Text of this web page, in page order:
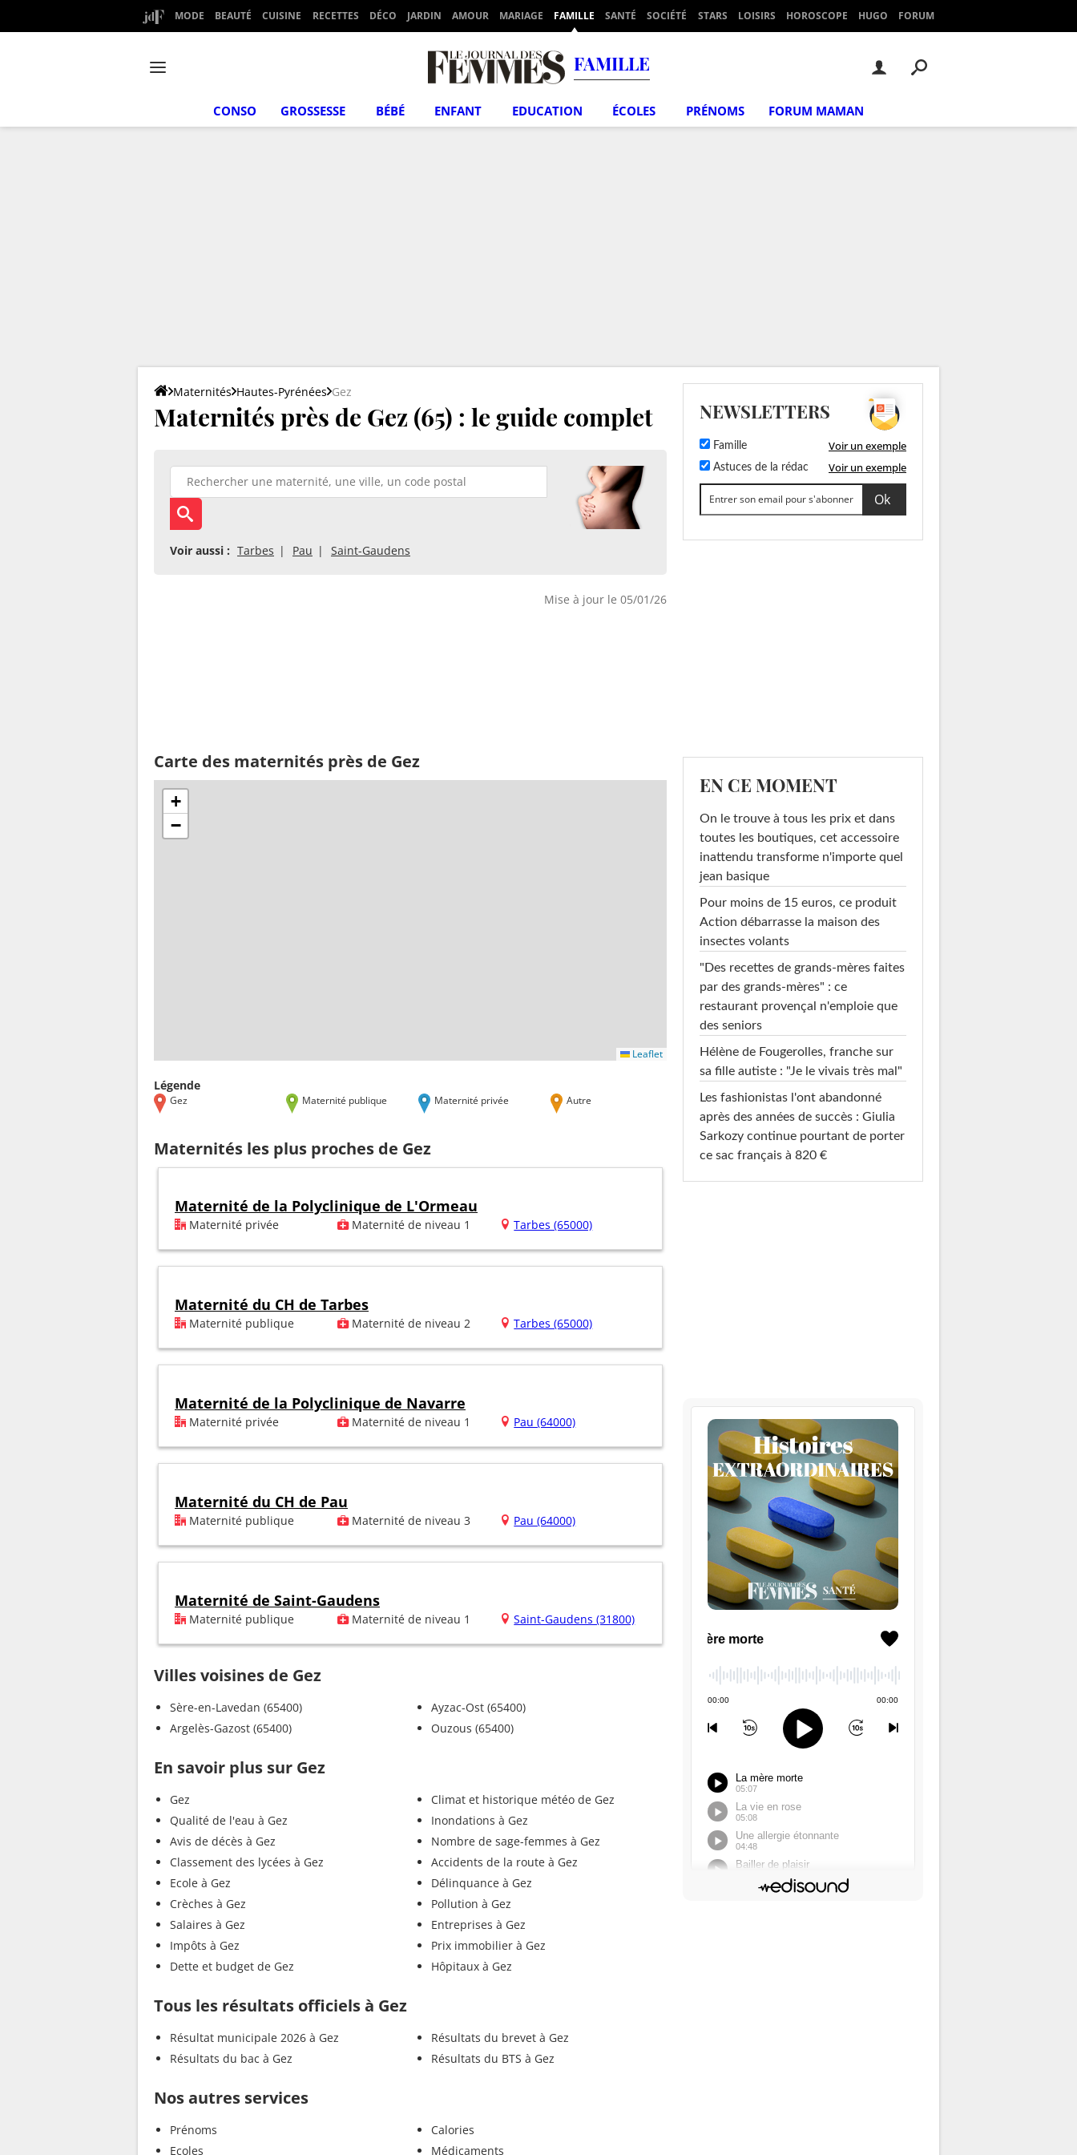
MODE BEAUTÉ CUISINE RECETTES DÉCO JARDIN AMOUR MARIAGE FAMILLE SANTÉ SOCIÉTÉ STARS LOISIRS HOROSCOPE HUGO FORUM
FAMILLE
CONSO GROSSESSE BÉBÉ ENFANT EDUCATION ÉCOLES PRÉNOMS FORUM MAMAN
Maternités Hautes-Pyrénées Gez
Maternités près de Gez (65) : le guide complet
Voir aussi : Tarbes Pau Saint-Gaudens
Mise à jour le 05/01/26
Carte des maternités près de Gez
+
−
Leaflet
Légende
Gez Maternité publique Maternité privée Autre
Maternités les plus proches de Gez
Maternité de la Polyclinique de L'Ormeau
Maternité privée Maternité de niveau 1 Tarbes (65000)
Maternité du CH de Tarbes
Maternité publique Maternité de niveau 2 Tarbes (65000)
Maternité de la Polyclinique de Navarre
Maternité privée Maternité de niveau 1 Pau (64000)
Maternité du CH de Pau
Maternité publique Maternité de niveau 3 Pau (64000)
Maternité de Saint-Gaudens
Maternité publique Maternité de niveau 1 Saint-Gaudens (31800)
Villes voisines de Gez
Sère-en-Lavedan (65400)
Argelès-Gazost (65400)
Ayzac-Ost (65400)
Ouzous (65400)
En savoir plus sur Gez
Gez
Qualité de l'eau à Gez
Avis de décès à Gez
Classement des lycées à Gez
Ecole à Gez
Crèches à Gez
Salaires à Gez
Impôts à Gez
Dette et budget de Gez
Climat et historique météo de Gez
Inondations à Gez
Nombre de sage-femmes à Gez
Accidents de la route à Gez
Délinquance à Gez
Pollution à Gez
Entreprises à Gez
Prix immobilier à Gez
Hôpitaux à Gez
Tous les résultats officiels à Gez
Résultat municipale 2026 à Gez
Résultats du bac à Gez
Résultats du brevet à Gez
Résultats du BTS à Gez
Nos autres services
Prénoms
Ecoles
Calories
Médicaments
NEWSLETTERS
Famille Voir un exemple
Astuces de la rédac Voir un exemple
EN CE MOMENT
On le trouve à tous les prix et dans
toutes les boutiques, cet accessoire
inattendu transforme n'importe quel
jean basique
Pour moins de 15 euros, ce produit
Action débarrasse la maison des
insectes volants
"Des recettes de grands-mères faites
par des grands-mères" : ce
restaurant provençal n'emploie que
des seniors
Hélène de Fougerolles, franche sur
sa fille autiste : "Je le vivais très mal"
Les fashionistas l'ont abandonné
après des années de succès : Giulia
Sarkozy continue pourtant de porter
ce sac français à 820 €